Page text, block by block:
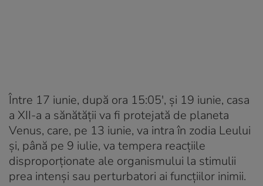
Între 17 iunie, după ora 15:05′, și 19 iunie, casa
a XII-a a sănătății va fi protejată de planeta
Venus, care, pe 13 iunie, va intra în zodia Leului
și, până pe 9 iulie, va tempera reacțiile
disproporționate ale organismului la stimulii
prea intenși sau perturbatori ai funcțiilor inimii.